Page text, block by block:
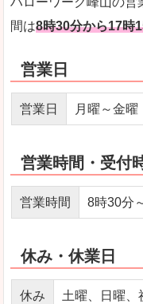
間は8時30分から17時
営業日
営業日 月曜～金曜
営業時間・受付
営業時間 8時30分
休み・休業日
休み 土曜、日曜、